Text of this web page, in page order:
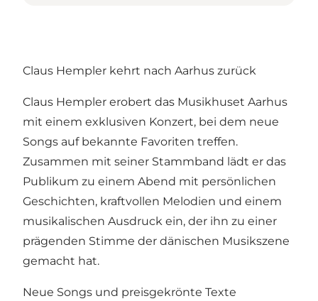
Claus Hempler kehrt nach Aarhus zurück
Claus Hempler erobert das Musikhuset Aarhus
mit einem exklusiven Konzert, bei dem neue
Songs auf bekannte Favoriten treffen.
Zusammen mit seiner Stammband lädt er das
Publikum zu einem Abend mit persönlichen
Geschichten, kraftvollen Melodien und einem
musikalischen Ausdruck ein, der ihn zu einer
prägenden Stimme der dänischen Musikszene
gemacht hat.
Neue Songs und preisgekrönte Texte